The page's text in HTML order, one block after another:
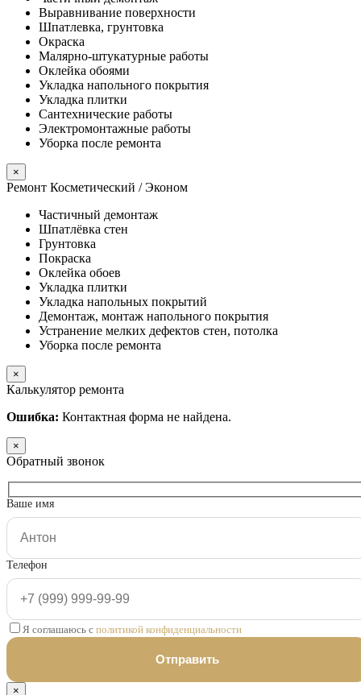
Выравнивание поверхности
Шпатлевка, грунтовка
Окраска
Малярно-штукатурные работы
Оклейка обоями
Укладка напольного покрытия
Укладка плитки
Сантехнические работы
Электромонтажные работы
Уборка после ремонта
×
Ремонт Косметический / Эконом​
Частичный демонтаж
Шпатлёвка стен
Грунтовка
Покраска
Оклейка обоев
Укладка плитки
Укладка напольных покрытий
Демонтаж, монтаж напольного покрытия
Устранение мелких дефектов стен, потолка
Уборка после ремонта
×
Калькулятор ремонта
Ошибка: Контактная форма не найдена.
×
Обратный звонок
Ваше имя
Телефон
Я соглашаюсь с политикой конфиденциальности
×